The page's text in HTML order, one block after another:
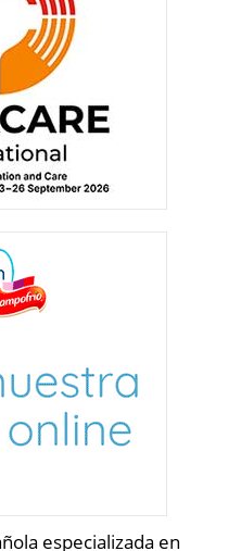
especializada en